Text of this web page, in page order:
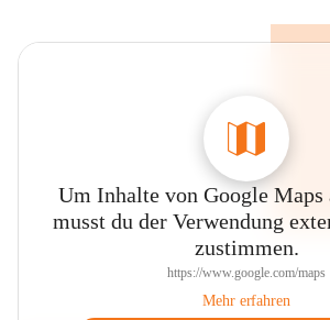
Um Inhalte von Google Maps
musst du der Verwendung
zustimmen.
https://www.google.com/maps
Mehr erfahren